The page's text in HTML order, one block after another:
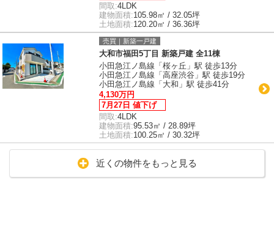
間取:4LDK
建物面積:105.98㎡ / 32.05坪
土地面積:120.20㎡ / 36.36坪
売買｜新築一戸建
大和市福田5丁目 新築戸建 全11棟
小田急江ノ島線「桜ヶ丘」駅 徒歩13分
小田急江ノ島線「高座渋谷」駅 徒歩19分
小田急江ノ島線「大和」駅 徒歩41分
4,130万円
7月27日 値下げ
間取:4LDK
建物面積:95.53㎡ / 28.89坪
土地面積:100.25㎡ / 30.32坪
近くの物件をもっと見る